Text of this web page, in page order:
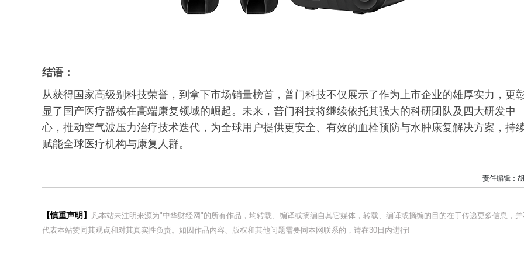
结语：
从获得国家高级别科技荣誉，到拿下市场销量榜首，普门科技不仅展示了作为上市企业的雄厚实力，更
显了国产医疗器械在高端康复领域的崛起。未来，普门科技将继续依托其强大的科研团队及四大研发中
心，推动空气波压力治疗技术迭代，为全球用户提供更安全、有效的血栓预防与水肿康复解决方案，持
赋能全球医疗机构与康复人群。
责任编辑：
【慎重声明】
凡本站未注明来源为"中华财经网"的所有作品，均转载、编译或摘编自其它媒体，转载、编译或摘编的目的在于传递更多信息，并
代表本站赞同其观点和对其真实性负责。如因作品内容、版权和其他问题需要同本网联系的，请在30日内进行!